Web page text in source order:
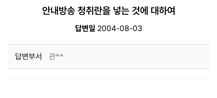
안내방송 청취란을 넣는 것에 대하여
답변일 2004-08-03
답변부서 관**